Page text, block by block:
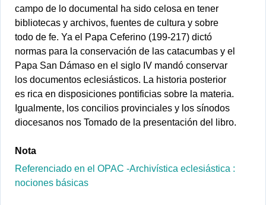
campo de lo documental ha sido celosa en tener
bibliotecas y archivos, fuentes de cultura y sobre
todo de fe. Ya el Papa Ceferino (199-217) dictó
normas para la conservación de las catacumbas y el
Papa San Dámaso en el siglo IV mandó conservar
los documentos eclesiásticos. La historia posterior
es rica en disposiciones pontificias sobre la materia.
Igualmente, los concilios provinciales y los sínodos
diocesanos nos Tomado de la presentación del libro.
Nota
Referenciado en el OPAC -Archivística eclesiástica :
nociones básicas